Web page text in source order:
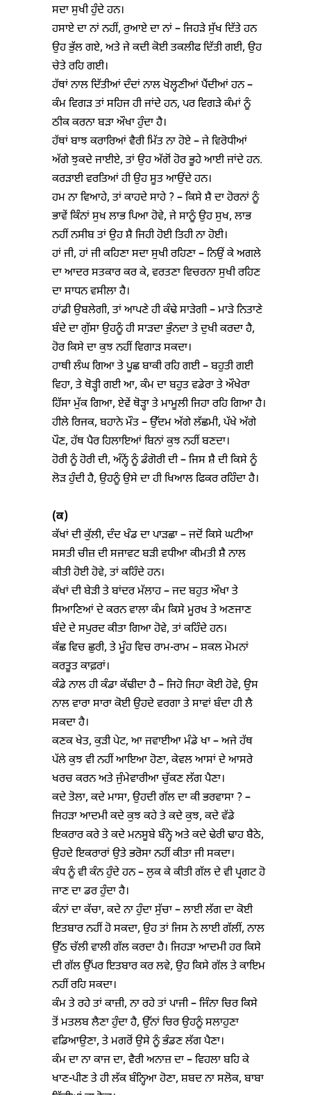
ਸਦਾ ਸੁਖੀ ਹੁੰਦੇ ਹਨ।
ਹਸਾਏ ਦਾ ਨਾਂ ਨਹੀਂ, ਰੁਆਏ ਦਾ ਨਾਂ – ਜਿਹੜੇ ਸੁੱਖ ਦਿੱਤੇ ਹਨ
ਉਹ ਭੁੱਲ ਗਏ, ਅਤੇ ਜੇ ਕਦੀ ਕੋਈ ਤਕਲੀਫ ਦਿੱਤੀ ਗਈ, ਉਹ
ਚੇਤੇ ਰਹਿ ਗਈ।
ਹੱਥਾਂ ਨਾਲ ਦਿੱਤੀਆਂ ਦੰਦਾਂ ਨਾਲ ਖੋਲ੍ਹਣੀਆਂ ਪੈਂਦੀਆਂ ਹਨ –
ਕੰਮ ਵਿਗੜ ਤਾਂ ਸਹਿਜ ਹੀ ਜਾਂਦੇ ਹਨ, ਪਰ ਵਿਗੜੇ ਕੰਮਾਂ ਨੂੰ
ਠੀਕ ਕਰਨਾ ਬੜਾ ਔਖਾ ਹੁੰਦਾ ਹੈ।
ਹੱਥਾਂ ਬਾਝ ਕਰਾਰਿਆਂ ਵੈਰੀ ਮਿੱਤ ਨਾ ਹੋਏ – ਜੇ ਵਿਰੋਧੀਆਂ
ਅੱਗੇ ਝੁਕਦੇ ਜਾਈਏ, ਤਾਂ ਉਹ ਅੱਗੋਂ ਹੋਰ ਭੂਹੇ ਆਈ ਜਾਂਦੇ ਹਨ.
ਕਰੜਾਈ ਵਰਤਿਆਂ ਹੀ ਉਹ ਸੂਤ ਆਉਂਦੇ ਹਨ।
ਹਮ ਨਾ ਵਿਆਹੇ, ਤਾਂ ਕਾਹਦੇ ਸਾਹੇ ? – ਕਿਸੇ ਸ਼ੈ ਦਾ ਹੋਰਨਾਂ ਨੂੰ
ਭਾਵੇਂ ਕਿੰਨਾਂ ਸੁਖ ਲਾਭ ਪਿਆ ਹੋਵੇ, ਜੇ ਸਾਨੂੰ ਉਹ ਸੁਖ, ਲਾਭ
ਨਹੀਂ ਨਸੀਬ ਤਾਂ ਉਹ ਸ਼ੈ ਜਿਹੀ ਹੋਈ ਤਿਹੀ ਨਾ ਹੋਈ।
ਹਾਂ ਜੀ, ਹਾਂ ਜੀ ਕਹਿਣਾ ਸਦਾ ਸੁਖੀ ਰਹਿਣਾ – ਨਿਉਂ ਕੇ ਅਗਲੇ
ਦਾ ਆਦਰ ਸਤਕਾਰ ਕਰ ਕੇ, ਵਰਤਣਾ ਵਿਚਰਨਾ ਸੁਖੀ ਰਹਿਣ
ਦਾ ਸਾਧਨ ਵਸੀਲਾ ਹੈ।
ਹਾਂਡੀ ਉਬਲੇਗੀ, ਤਾਂ ਆਪਣੇ ਹੀ ਕੰਢੇ ਸਾੜੇਗੀ – ਮਾੜੇ ਨਿਤਾਣੇ
ਬੰਦੇ ਦਾ ਗੁੱਸਾ ਉਹਨੂੰ ਹੀ ਸਾੜਦਾ ਭੁੰਨਦਾ ਤੇ ਦੁਖੀ ਕਰਦਾ ਹੈ,
ਹੋਰ ਕਿਸੇ ਦਾ ਕੁਝ ਨਹੀਂ ਵਿਗਾੜ ਸਕਦਾ।
ਹਾਥੀ ਲੰਘ ਗਿਆ ਤੇ ਪੂਛ ਬਾਕੀ ਰਹਿ ਗਈ – ਬਹੁਤੀ ਗਈ
ਵਿਹਾ, ਤੇ ਥੋੜ੍ਹੀ ਗਈ ਆ, ਕੰਮ ਦਾ ਬਹੁਤ ਵਡੇਰਾ ਤੇ ਔਖੇਰਾ
ਹਿੱਸਾ ਮੁੱਕ ਗਿਆ, ਏਵੇਂ ਥੋੜ੍ਹਾ ਤੇ ਮਾਮੂਲੀ ਜਿਹਾ ਰਹਿ ਗਿਆ ਹੈ।
ਹੀਲੇ ਰਿਜਕ, ਬਹਾਨੇ ਮੌਤ – ਉੱਦਮ ਅੱਗੇ ਲੱਛਮੀ, ਪੱਖੇ ਅੱਗੇ
ਪੌਣ, ਹੱਥ ਪੈਰ ਹਿਲਾਇਆਂ ਬਿਨਾਂ ਕੁਝ ਨਹੀਂ ਬਣਦਾ।
ਹੋਰੀ ਨੂੰ ਹੋਰੀ ਦੀ, ਅੰਨ੍ਹੇਂ ਨੂੰ ਡੰਗੋਰੀ ਦੀ – ਜਿਸ ਸ਼ੈ ਦੀ ਕਿਸੇ ਨੂੰ
ਲੋੜ ਹੁੰਦੀ ਹੈ, ਉਹਨੂੰ ਉਸੇ ਦਾ ਹੀ ਖਿਆਲ ਫਿਕਰ ਰਹਿੰਦਾ ਹੈ।
(ਕ)
ਕੱਖਾਂ ਦੀ ਕੁੱਲੀ, ਦੰਦ ਖੰਡ ਦਾ ਪਾੜਛਾ – ਜਦੋਂ ਕਿਸੇ ਘਟੀਆ
ਸਸਤੀ ਚੀਜ਼ ਦੀ ਸਜਾਵਟ ਬੜੀ ਵਧੀਆ ਕੀਮਤੀ ਸ਼ੈ ਨਾਲ
ਕੀਤੀ ਹੋਈ ਹੋਵੇ, ਤਾਂ ਕਹਿੰਦੇ ਹਨ।
ਕੱਖਾਂ ਦੀ ਬੇੜੀ ਤੇ ਬਾਂਦਰ ਮੱਲਾਹ – ਜਦ ਬਹੁਤ ਔਖਾ ਤੇ
ਸਿਆਣਿਆਂ ਦੇ ਕਰਨ ਵਾਲਾ ਕੰਮ ਕਿਸੇ ਮੂਰਖ ਤੇ ਅਣਜਾਣ
ਬੰਦੇ ਦੇ ਸਪੁਰਦ ਕੀਤਾ ਗਿਆ ਹੋਵੇ, ਤਾਂ ਕਹਿੰਦੇ ਹਨ।
ਕੱਛ ਵਿਚ ਛੁਰੀ, ਤੇ ਮੂੰਹ ਵਿਚ ਰਾਮ-ਰਾਮ – ਸ਼ਕਲ ਮੋਮਨਾਂ
ਕਰਤੂਤ ਕਾਫ਼ਰਾਂ।
ਕੰਡੇ ਨਾਲ ਹੀ ਕੰਡਾ ਕੱਢੀਦਾ ਹੈ – ਜਿਹੋ ਜਿਹਾ ਕੋਈ ਹੋਵੇ, ਉਸ
ਨਾਲ ਵਾਰਾ ਸਾਰਾ ਕੋਈ ਉਹਦੇ ਵਰਗਾ ਤੇ ਸਾਵਾਂ ਬੰਦਾ ਹੀ ਲੈ
ਸਕਦਾ ਹੈ।
ਕਣਕ ਖੇਤ, ਕੁੜੀ ਪੇਟ, ਆ ਜਵਾਈਆ ਮੰਡੇ ਖਾ – ਅਜੇ ਹੱਥ
ਪੱਲੇ ਕੁਝ ਵੀ ਨਹੀਂ ਆਇਆ ਹੋਣਾ, ਕੇਵਲ ਆਸਾਂ ਦੇ ਆਸਰੇ
ਖਰਚ ਕਰਨ ਅਤੇ ਜੁੰਮੇਵਾਰੀਆ ਚੁੱਕਣ ਲੱਗ ਪੈਣਾ।
ਕਦੇ ਤੋਲਾ, ਕਦੇ ਮਾਸਾ, ਉਹਦੀ ਗੱਲ ਦਾ ਕੀ ਭਰਵਾਸਾ ? –
ਜਿਹੜਾ ਆਦਮੀ ਕਦੇ ਕੁਝ ਕਹੇ ਤੇ ਕਦੇ ਕੁਝ, ਕਦੇ ਵੱਡੇ
ਇਕਰਾਰ ਕਰੇ ਤੇ ਕਦੇ ਮਨਸੂਬੇ ਬੰਨ੍ਹੇ ਅਤੇ ਕਦੇ ਢੇਰੀ ਢਾਹ ਬੈਠੇ,
ਉਹਦੇ ਇਕਰਾਰਾਂ ਉਤੇ ਭਰੋਸਾ ਨਹੀਂ ਕੀਤਾ ਜੀ ਸਕਦਾ।
ਕੰਧ ਨੂੰ ਵੀ ਕੰਨ ਹੁੰਦੇ ਹਨ – ਲੁਕ ਕੇ ਕੀਤੀ ਗੱਲ ਦੇ ਵੀ ਪ੍ਰਗਟ ਹੋ
ਜਾਣ ਦਾ ਡਰ ਹੁੰਦਾ ਹੈ।
ਕੰਨਾਂ ਦਾ ਕੱਚਾ, ਕਦੇ ਨਾ ਹੁੰਦਾ ਸੁੱਚਾ – ਲਾਈ ਲੱਗ ਦਾ ਕੋਈ
ਇਤਬਾਰ ਨਹੀਂ ਹੋ ਸਕਦਾ, ਉਹ ਤਾਂ ਜਿਸ ਨੇ ਲਾਈ ਗੱਲੀਂ, ਨਾਲ
ਉੱਠ ਚੱਲੀ ਵਾਲੀ ਗੱਲ ਕਰਦਾ ਹੈ। ਜਿਹੜਾ ਆਦਮੀ ਹਰ ਕਿਸੇ
ਦੀ ਗੱਲ ਉੱਪਰ ਇਤਬਾਰ ਕਰ ਲਵੇ, ਉਹ ਕਿਸੇ ਗੱਲ ਤੇ ਕਾਇਮ
ਨਹੀਂ ਰਹਿ ਸਕਦਾ।
ਕੰਮ ਤੇ ਰਹੇ ਤਾਂ ਕਾਜ਼ੀ, ਨਾ ਰਹੇ ਤਾਂ ਪਾਜੀ – ਜਿੰਨਾ ਚਿਰ ਕਿਸੇ
ਤੋਂ ਮਤਲਬ ਲੈਣਾ ਹੁੰਦਾ ਹੈ, ਉੱਨਾਂ ਚਿਰ ਉਹਨੂੰ ਸਲਾਹੁਣਾ
ਵਡਿਆਉਣਾ, ਤੇ ਮਗਰੋਂ ਉਸੇ ਨੂੰ ਭੰਡਣ ਲੱਗ ਪੈਣਾ।
ਕੰਮ ਦਾ ਨਾ ਕਾਜ ਦਾ, ਵੈਰੀ ਅਨਾਜ਼ ਦਾ – ਵਿਹਲਾ ਬਹਿ ਕੇ
ਖਾਣ-ਪੀਣ ਤੇ ਹੀ ਲੱਕ ਬੰਨ੍ਹਿਆ ਹੋਣਾ, ਸ਼ਬਦ ਨਾ ਸਲੋਕ, ਬਾਬਾ